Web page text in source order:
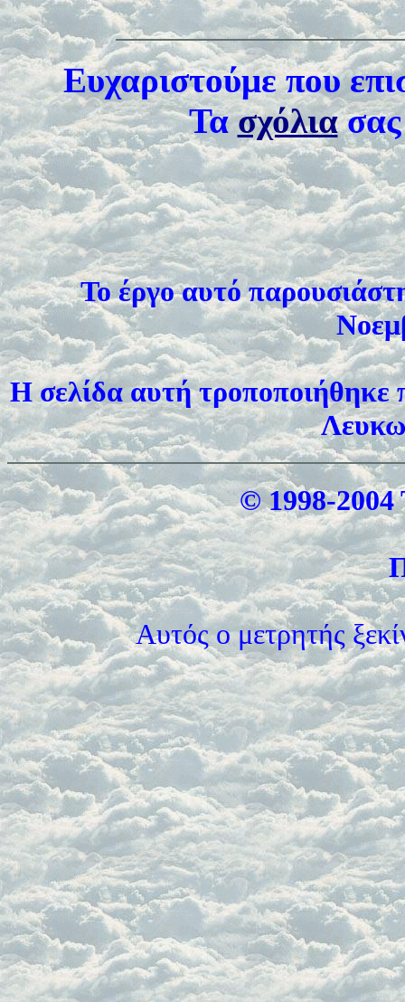
Ευχαριστούμε που
Τασχόλιασας
Το έργο αυτό
Η σελίδα αυτή τροποποιήθηκε
© 1998-2004
Αυτός ο μετρητής